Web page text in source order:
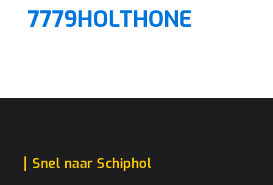
7779HOLTHONE
Snel naar Schiphol